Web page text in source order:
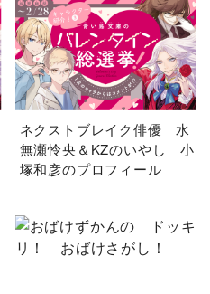
ネクストブレイク俳優 水
無瀬怜央＆KZのいやし 小
塚和彦のプロフィール